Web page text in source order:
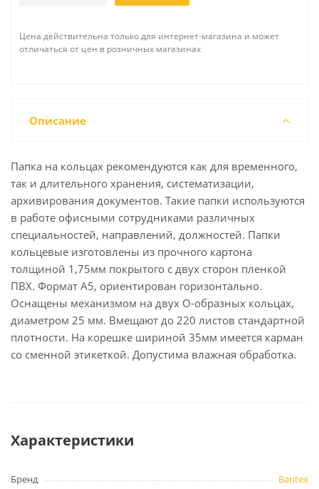
Цена действительна только для интернет-магазина и может
отличаться от цен в розничных магазинах
Описание
Папка на кольцах рекомендуются как для временного,
так и длительного хранения, систематизации,
архивирования документов. Такие папки используются
в работе офисными сотрудниками различных
специальностей, направлений, должностей. Папки
кольцевые изготовлены из прочного картона
толщиной 1,75мм покрытого с двух сторон пленкой
ПВХ. Формат А5, ориентирован горизонтально.
Оснащены механизмом на двух О-образных кольцах,
диаметром 25 мм. Вмещают до 220 листов стандартной
плотности. На корешке шириной 35мм имеется карман
со сменной этикеткой. Допустима влажная обработка.
Характеристики
Бренд
Bantex